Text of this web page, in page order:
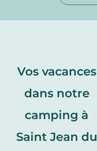
Vos vacances
dans notre
camping à
Saint Jean du